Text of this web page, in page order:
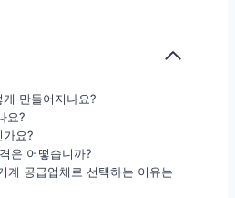
만들어지나요?
요?
가요?
은 어떻습니까?
계 공급업체로 선택하는 이유는